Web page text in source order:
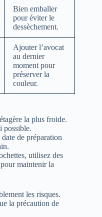
Bien emballer
pour éviter le
dessèchement.
Ajouter l’avocat
au dernier
moment pour
préserver la
couleur.
la plus froide.
possible.
de préparation
utilisez des
maintenir la
les risques.
la précaution de